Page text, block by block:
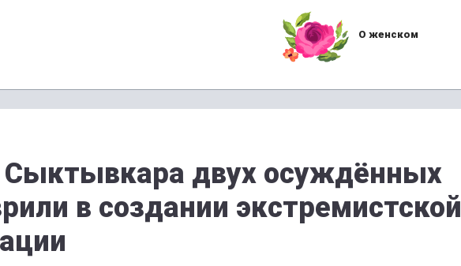
О женском
двух осуждённых
в создании экстремистской